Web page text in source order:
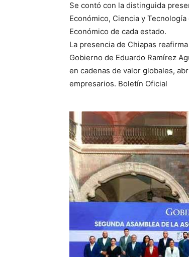
Se contó con la distinguida
Económico, Ciencia y
Económico de cada estado.
La presencia de Chiapas
Gobierno de Eduardo Ramírez
en cadenas de valor globales,
empresarios. Boletín Oficial